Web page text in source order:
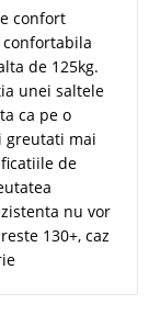
confort
de 125kg.
unei saltele
ca pe o
greutati mai
de
nu vor
130+, caz